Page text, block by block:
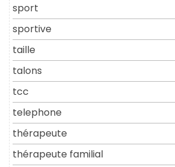
sport
sportive
taille
talons
tcc
telephone
thérapeute
thérapeute familial